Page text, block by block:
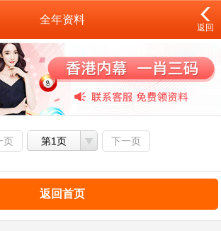
全年资料
返回
页 第1页 下一页
返回首页